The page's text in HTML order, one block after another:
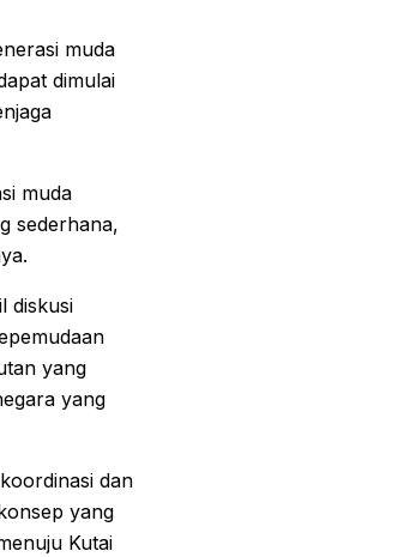
muda
dimulai
muda
sederhana,
diskusi
yang
yang
dan
yang
Kutai